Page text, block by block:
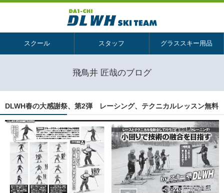
スクール スタッフ グラススキー用品
飛鳥井 匠哉のブログ
DLWH春の大感謝祭、第2弾 レーシング、テクニカルレッスン無料